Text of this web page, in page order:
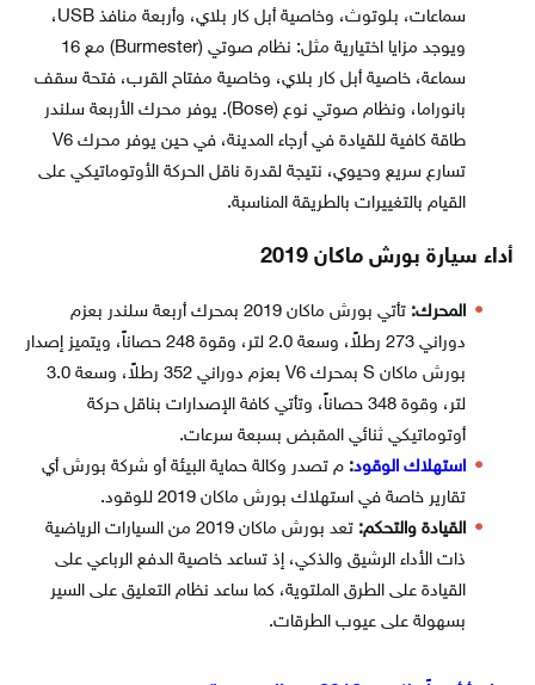
سماعات، بلوتوث، وخاصية أبل كار بلاي، وأربعة منافذ USB،
ويوجد مزايا اختيارية مثل: نظام صوتي (Burmester) مع 16
سماعة، خاصية أبل كار بلاي، وخاصية مفتاح القرب، فتحة سقف
بانوراما، ونظام صوتي نوع (Bose). يوفر محرك الأربعة سلندر
طاقة كافية للقيادة في أرجاء المدينة، في حين يوفر محرك V6
تسارع سريع وحيوي، نتيجة لقدرة ناقل الحركة الأوتوماتيكي على
القيام بالتغييرات بالطريقة المناسبة.
أداء سيارة بورش ماكان 2019
المحرك:
تأتي بورش ماكان 2019 بمحرك أربعة سلندر بعزم
دوراني 273 رطلاً، وسعة 2.0 لتر، وقوة 248 حصاناً، ويتميز إصدار
بورش ماكان S بمحرك V6 بعزم دوراني 352 رطلاً، وسعة 3.0
لتر، وقوة 348 حصاناً، وتأتي كافة الإصدارات بناقل حركة
أوتوماتيكي ثنائي المقبض بسبعة سرعات.
استهلاك الوقود: م تصدر وكالة حماية البيئة أو شركة بورش أي
تقارير خاصة في استهلاك بورش ماكان 2019 للوقود.
القيادة والتحكم:
تعد بورش ماكان 2019 من السيارات الرياضية
ذات الأداء الرشيق والذكي، إذ تساعد خاصية الدفع الرباعي على
القيادة على الطرق الملتوية، كما ساعد نظام التعليق على السير
بسهولة على عيوب الطرقات.